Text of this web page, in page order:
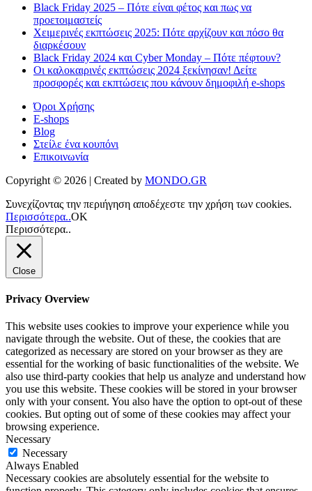
Black Friday 2025 – Πότε είναι φέτος και πως να
προετοιμαστείς
Χειμερινές εκπτώσεις 2025: Πότε αρχίζουν και πόσο θα
διαρκέσουν
Black Friday 2024 και Cyber Monday – Πότε πέφτουν?
Οι καλοκαιρινές εκπτώσεις 2024 ξεκίνησαν! Δείτε
προσφορές και εκπτώσεις που κάνουν δημοφιλή e-shops
Όροι Χρήσης
E-shops
Blog
Στείλε ένα κουπόνι
Επικοινωνία
Copyright © 2026 | Created by MONDO.GR
Συνεχίζοντας την περιήγηση αποδέχεστε την χρήση των cookies.
Περισσότερα..ΟΚ
Περισσότερα..
Close
Privacy Overview
This website uses cookies to improve your experience while you
navigate through the website. Out of these, the cookies that are
categorized as necessary are stored on your browser as they are
essential for the working of basic functionalities of the website. We
also use third-party cookies that help us analyze and understand how
you use this website. These cookies will be stored in your browser
only with your consent. You also have the option to opt-out of these
cookies. But opting out of some of these cookies may affect your
browsing experience.
Necessary
Necessary
Always Enabled
Necessary cookies are absolutely essential for the website to